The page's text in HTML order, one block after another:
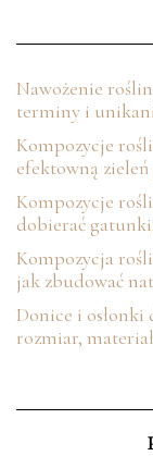
Nawożenie
terminy i
Kompozycje
efektowną
Kompozycje
dobierać
Kompozycja
jak zbudować
Donice i
rozmiar,